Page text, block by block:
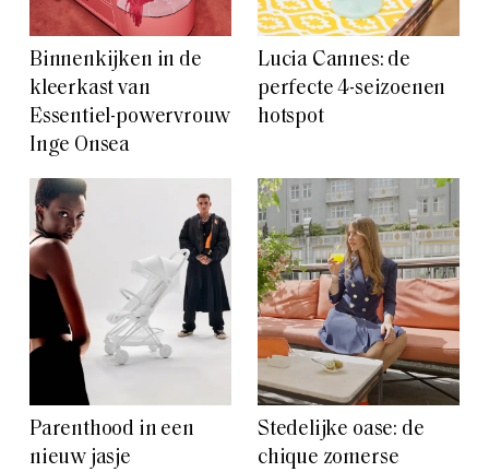
Binnenkijken in de
kleerkast van
Essentiel-powervrouw
Inge Onsea
Lucia Cannes: de
perfecte 4-seizoenen
hotspot
Parenthood in een
nieuw jasje
Stedelijke oase: de
chique zomerse